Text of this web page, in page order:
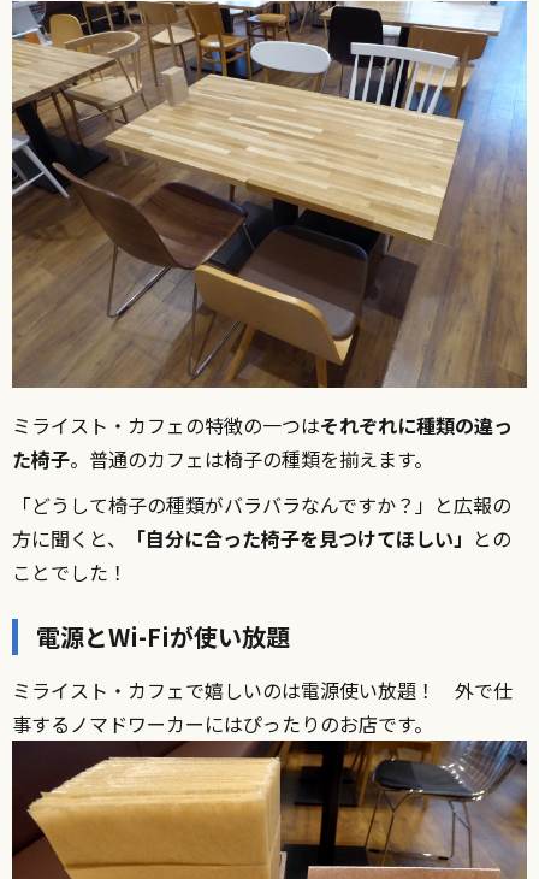
ミライスト・カフェの特徴の一つはそれぞれに種類の違っ
た椅子。普通のカフェは椅子の種類を揃えます。
「どうして椅子の種類がバラバラなんですか？」と広報の
方に聞くと、
「自分に合った椅子を見つけてほしい」 との
ことでした！
電源とWi-Fiが使い放題
ミライスト・カフェで嬉しいのは電源使い放題！ 外で仕
事するノマドワーカーにはぴったりのお店です。